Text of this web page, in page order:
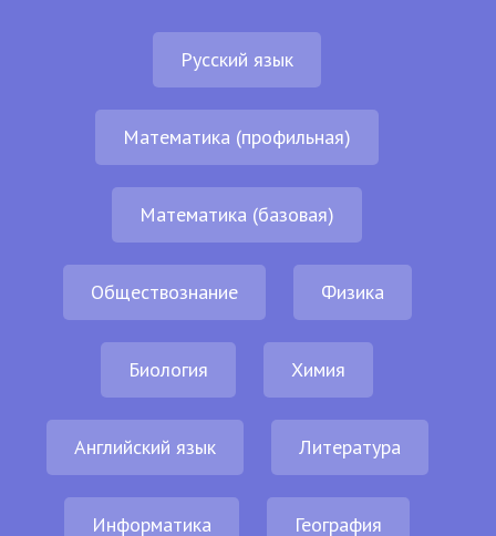
Русский язык
Математика (профильная)
Математика (базовая)
Обществознание Физика
Биология Химия
Английский язык Литература
Информатика География